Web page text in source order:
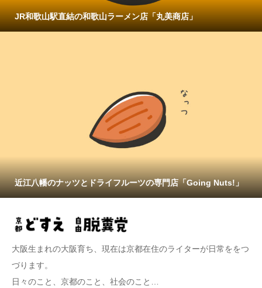
JR和歌山駅直結の和歌山ラーメン店「丸美商店」
近江八幡のナッツとドライフルーツの専門店「Going Nuts!」
大阪生まれの大阪育ち、現在は京都在住のライターが日常ををつ
づります。
日々のこと、京都のこと、社会のこと…